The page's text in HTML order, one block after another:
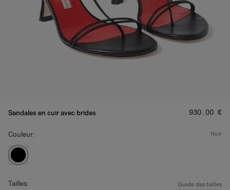
Sandales en cuir avec brides Prix :
‌930.00 €
Couleur: noir
Tailles: Guide des tailles